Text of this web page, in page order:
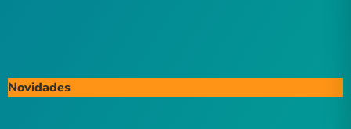
Novidades